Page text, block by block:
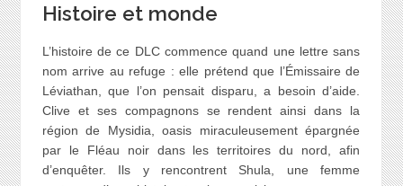
Histoire et monde
L’histoire de ce DLC commence quand une lettre sans
nom arrive au refuge : elle prétend que l’Émissaire de
Léviathan, que l’on pensait disparu, a besoin d’aide.
Clive et ses compagnons se rendent ainsi dans la
région de Mysidia, oasis miraculeusement épargnée
par le Fléau noir dans les territoires du nord, afin
d’enquêter. Ils y rencontrent Shula, une femme